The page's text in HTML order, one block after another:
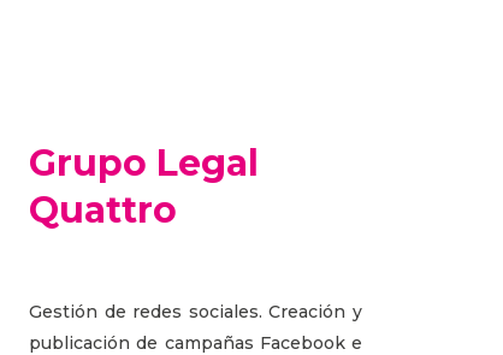
Grupo Legal
Quattro
Gestión de redes sociales. Creación y
publicación de campañas Facebook e